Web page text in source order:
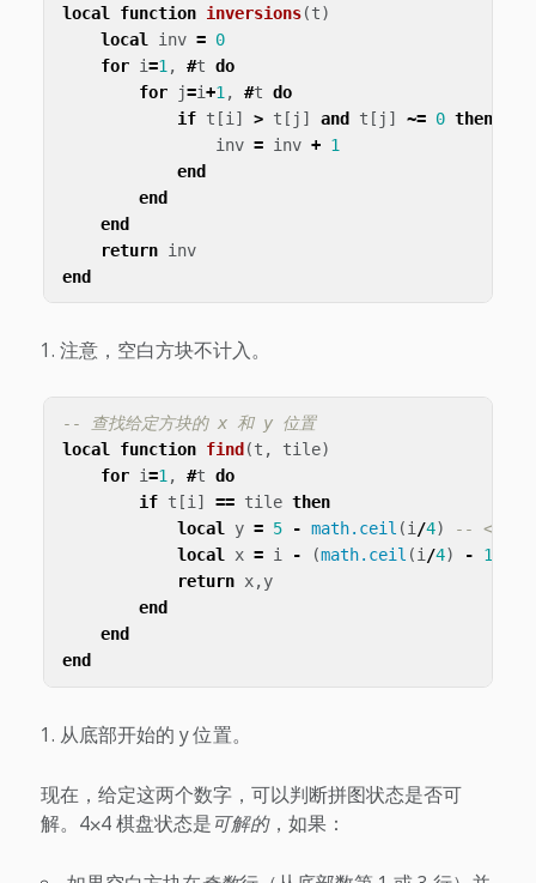
local
function inversions(t)
local
inv = 0
for i=1 , #t do
for
j=i+1 , #t do
if t [i ] > t [ j ] and t [ j ] ~= 0 then
inv = inv + 1
end
end
end
return inv
end
注意，空白方块不计入。
-- 查找给定方块的 x 和 y 位置
local function find (t , tile)
for i=1, #t do
if t [i] == tile then
local y = 5 - math.ceil (i/4)
-- <1>
local x = i - (math.ceil (i/4) - 1
return x,y
end
end
end
从底部开始的 y 位置。
现在，给定这两个数字，可以判断拼图状态是否可
解。4⨉4 棋盘状态是可解的，如果：